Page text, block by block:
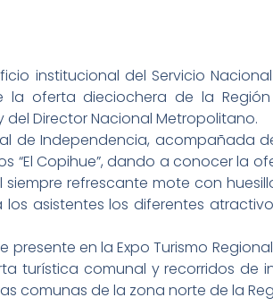
institucional del Servicio
oferta dieciochera de la
del Director Nacional Metropolitano.
de Independencia, acompañada
“El Copihue”, dando a conocer la
refrescante mote con
asistentes los diferentes
en la Expo Turismo
comunal y recorridos de
comunas de la zona norte de la